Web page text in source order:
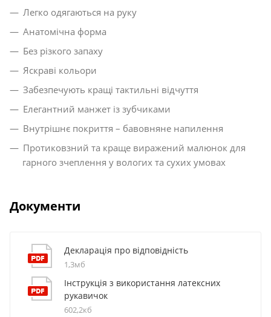
Легко одягаються на руку
Анатомічна форма
Без різкого запаху
Яскраві кольори
Забезпечують кращі тактильні відчуття
Елегантний манжет із зубчиками
Внутрішнє покриття – бавовняне напилення
Протиковзний та краще виражений малюнок для
гарного зчеплення у вологих та сухих умовах
Документи
Декларація про відповідність
1,3мб
Інструкція з використання латексних
рукавичок
602,2кб